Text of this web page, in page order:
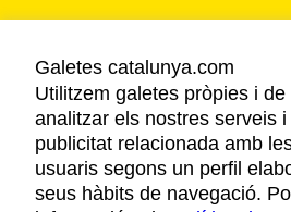
AVÍS LEGAL
POLÍTICA DE
COOKIES
Galetes catalunya.com
Utilitzem galetes pròpies i
analitzar els nostres serveis
publicitat relacionada amb
usuaris segons un perfil
seus hàbits de navegació.